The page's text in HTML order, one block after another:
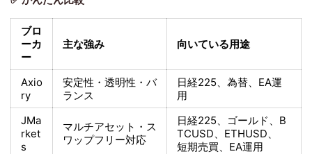
ブロ
ーカ
ー
主な強み 向いている用途
Axio
ry
安定性・透明性・バ
ランス
日経225、為替、EA運
用
JMa
rket
s
マルチアセット・ス
ワップフリー対応
日経225、ゴールド、 B
TCUSD、ETHUSD、
短期売買、EA運用